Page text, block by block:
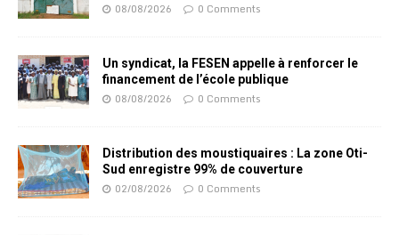
08/08/2026 0 Comments
Un syndicat, la FESEN appelle à renforcer le
financement de l’école publique
08/08/2026 0 Comments
Distribution des moustiquaires : La zone Oti-
Sud enregistre 99% de couverture
02/08/2026 0 Comments